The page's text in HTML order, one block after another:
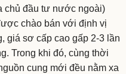
chủ đầu tư nước ngoài)
chào bán với định vị
giá sơ cấp cao gấp 2-3 lần
Trong khi đó, cùng thời
cung mới đều nằm xa